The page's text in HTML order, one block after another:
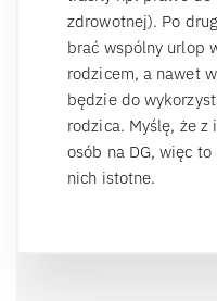
zdrowotnej). Po
brać wspólny urlop
rodzicem, a nawet
będzie do
rodzica. Myślę, że
osób na DG, więc
nich istotne.